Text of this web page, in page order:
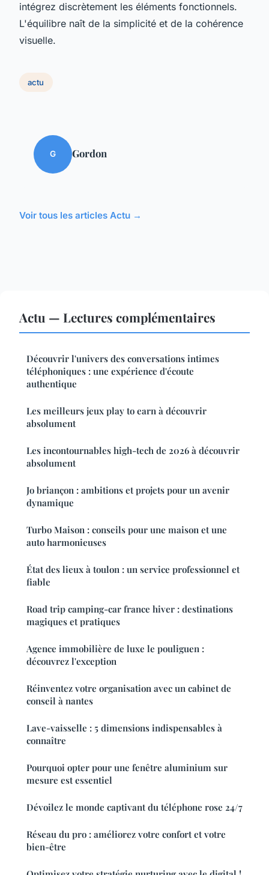
intégrez discrètement les éléments fonctionnels.
L'équilibre naît de la simplicité et de la cohérence
visuelle.
actu
G Gordon
Voir tous les articles Actu →
Actu — Lectures complémentaires
Découvrir l'univers des conversations intimes
téléphoniques : une expérience d'écoute
authentique
Les meilleurs jeux play to earn à découvrir
absolument
Les incontournables high-tech de 2026 à découvrir
absolument
Jo briançon : ambitions et projets pour un avenir
dynamique
Turbo Maison : conseils pour une maison et une
auto harmonieuses
État des lieux à toulon : un service professionnel et
fiable
Road trip camping-car france hiver : destinations
magiques et pratiques
Agence immobilière de luxe le pouliguen :
découvrez l'exception
Réinventez votre organisation avec un cabinet de
conseil à nantes
Lave-vaisselle : 5 dimensions indispensables à
connaître
Pourquoi opter pour une fenêtre aluminium sur
mesure est essentiel
Dévoilez le monde captivant du téléphone rose 24/7
Réseau du pro : améliorez votre confort et votre
bien-être